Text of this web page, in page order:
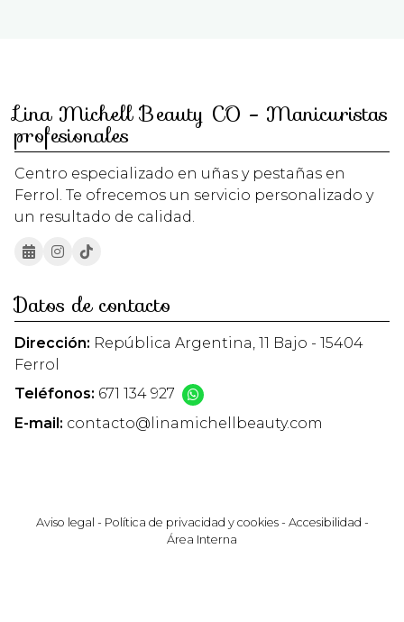
Lina Michell Beauty CO - Manicuristas
profesionales
Centro especializado en uñas y pestañas en
Ferrol. Te ofrecemos un servicio personalizado y
un resultado de calidad.
Datos de contacto
Dirección: República Argentina, 11 Bajo - 15404
Ferrol
Teléfonos: 671 134 927
E-mail: contacto@linamichellbeauty.com
Aviso legal - Política de privacidad y cookies- Accesibilidad -
Área Interna